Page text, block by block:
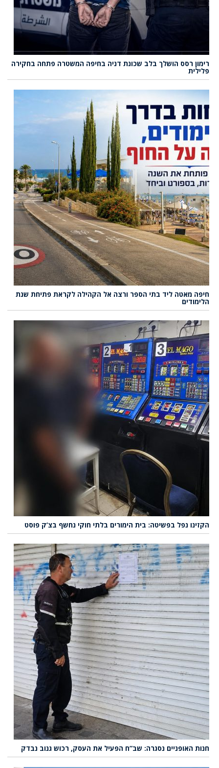
רימון רסס הושלך בלב שכונת דניה בחיפה המשטרה פתחה בחקירה
פלילית
חיפה מאטה ליד בתי הספר ורצה אל הקהילה לקראת פתיחת שנת
הלימודים
הקזינו נפל בפשיטה: בית הימורים בלתי חוקי נחשף בצ’ק פוסט
חנות האופניים נסגרה: שב”ח הפעיל את העסק, רכוש גנוב נבדק